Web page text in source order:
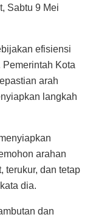
Sabtu 9 Mei
efisiensi
Kota
arah
langkah
arahan
terukur, dan tetap
dia.
dan